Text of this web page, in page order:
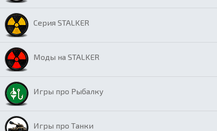
Серия STALKER
Моды на STALKER
Игры про Рыбалку
Игры про Танки